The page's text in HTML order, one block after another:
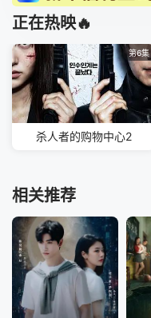
正在热映🔥
第6集
杀人者的购物中心2
相关推荐